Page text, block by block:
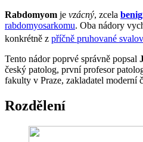
Rabdomyom je vzácný, zcela
rabdomyosarkomu. Oba nádory
konkrétně z příčně pruhované
Tento nádor poprvé správně popsal
český patolog, první profesor
fakulty v Praze, zakladatel moderní
Rozdělení